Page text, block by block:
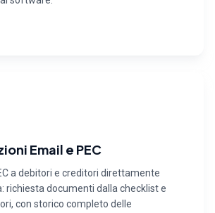
Email e PEC
a debitori e creditori direttamente
richiesta documenti dalla checklist e
con storico completo delle